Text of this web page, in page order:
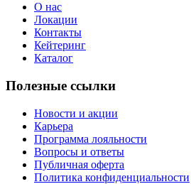
О нас
Локации
Контакты
Кейтеринг
Каталог
Полезные ссылки
Новости и акции
Карьера
Программа лояльности
Вопросы и ответы
Публичная оферта
Политика конфиденциальности